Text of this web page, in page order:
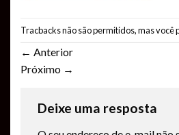
Tracbacks não são permitidos, mas você
← Anterior
Próximo →
Deixe uma resposta